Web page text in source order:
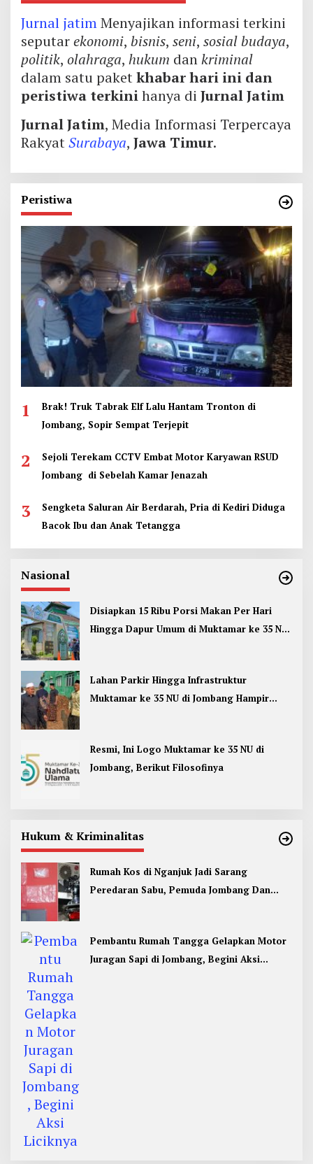
Jurnal jatimMenyajikan informasi terkini
seputarekonomi, bisnis, seni, sosial budaya,
politik, olahraga, hukum dankriminal
dalam satu paketkhabar hari ini dan
peristiwa terkinihanya di Jurnal Jatim
Jurnal Jatim, Media Informasi Terpercaya
RakyatSurabaya, Jawa Timur.
Peristiwa
1
Brak! Truk Tabrak Elf Lalu Hantam Tronton di
Jombang, Sopir Sempat Terjepit
2
Sejoli Terekam CCTV Embat Motor Karyawan RSUD
Jombang di Sebelah Kamar Jenazah
3
Sengketa Saluran Air Berdarah, Pria di Kediri Diduga
Bacok Ibu dan Anak Tetangga
Nasional
Disiapkan 15 Ribu Porsi Makan Per Hari
Hingga Dapur Umum di Muktamar ke 35 NU
Lahan Parkir Hingga Infrastruktur
Muktamar ke 35 NU di Jombang Hampir
Resmi, Ini Logo Muktamar ke 35 NU di
Jombang, Berikut Filosofinya
Hukum & Kriminalitas
Rumah Kos di Nganjuk Jadi Sarang
Peredaran Sabu, Pemuda Jombang Dan
Pembantu Rumah Tangga Gelapkan Motor
Juragan Sapi di Jombang, Begini Aksi